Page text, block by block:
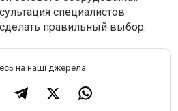
специалистов
правильный выбор.
на наші джерела